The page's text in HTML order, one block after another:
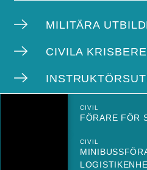
MILITÄRA
CIVILA
CIVIL
FÖRARE FÖR
CIVIL